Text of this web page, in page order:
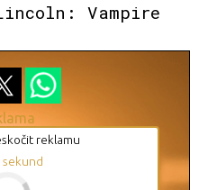
Vampire
reklamu
sekund